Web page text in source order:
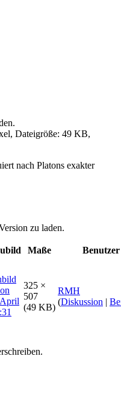
Dateigröße: 49 KB,
nach Platons exakter
zu laden.
Maße Benutzer
325 ×
507
(49 KB)
RMH
(Diskussion |